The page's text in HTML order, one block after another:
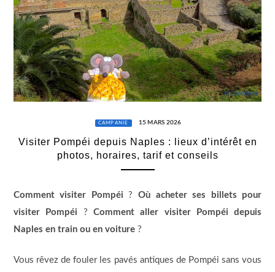
CAMPANIE 15 MARS 2026
Visiter Pompéi depuis Naples : lieux d’intérêt en
photos, horaires, tarif et conseils
Comment visiter Pompéi ? Où acheter ses billets pour
visiter Pompéi ? Comment aller visiter Pompéi depuis
Naples en train ou en voiture?
Vous rêvez de fouler les pavés antiques de Pompéi sans vous